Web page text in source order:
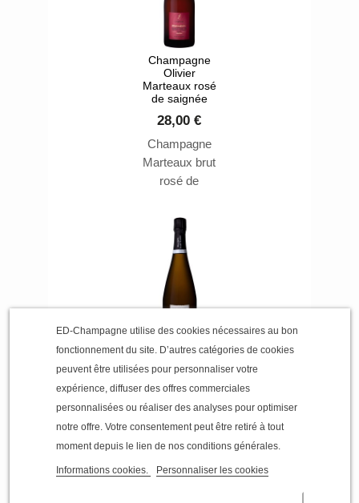
Champagne,
le pinot
meunier le
pinot noir le
chardonnay
ce qui lui
confère
régularité et
style.
Champagne
Olivier
Marteaux rosé
de saignée
28,00 €
Champagne
Marteaux brut
rosé de
Terre d'origine
Olivier
Marteaux
31,00 €
Champagne
Marteaux
Terre
ED-Champagne utilise des cookies nécessaires au bon
fonctionnement du site. D’autres catégories de cookies
peuvent être utilisées pour personnaliser votre
expérience, diffuser des offres commerciales
personnalisées ou réaliser des analyses pour optimiser
notre offre. Votre consentement peut être retiré à tout
moment depuis le lien de nos conditions générales.
Informations cookies. Personnaliser les cookies